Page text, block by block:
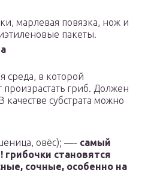
марлевая повязка, нож и
пакеты.
среда, в которой
произрастать гриб. Должен
субстрата можно
овёс); —- самый
грибочки становятся
сочные, особенно на